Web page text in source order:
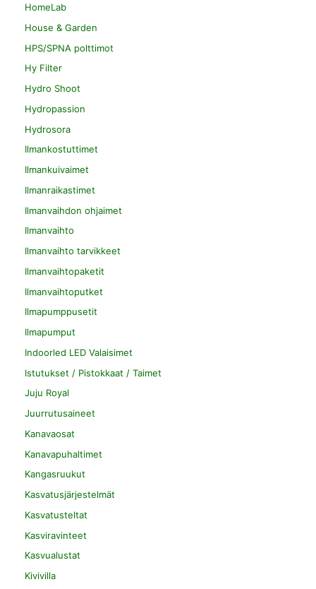
HomeLab
House & Garden
HPS/SPNA polttimot
Hy Filter
Hydro Shoot
Hydropassion
Hydrosora
Ilmankostuttimet
Ilmankuivaimet
Ilmanraikastimet
Ilmanvaihdon ohjaimet
Ilmanvaihto
Ilmanvaihto tarvikkeet
Ilmanvaihtopaketit
Ilmanvaihtoputket
Ilmapumppusetit
Ilmapumput
Indoorled LED Valaisimet
Istutukset / Pistokkaat / Taimet
Juju Royal
Juurrutusaineet
Kanavaosat
Kanavapuhaltimet
Kangasruukut
Kasvatusjärjestelmät
Kasvatusteltat
Kasviravinteet
Kasvualustat
Kivivilla